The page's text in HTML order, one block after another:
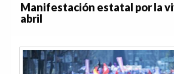
Manifestación estatal por la
abril